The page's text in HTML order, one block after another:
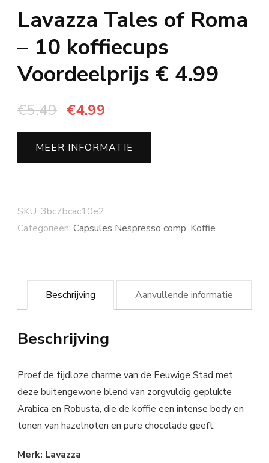
Lavazza Tales of Roma
– 10 koffiecups
Voordeelprijs € 4.99
€5.49 Oorspronkelijke
prijs
was:
€5.49.
€4.99
prijs
is:
€4.99.
MEER INFORMATIE
SKU: 3bc7bcac10e2
Categorieën: Capsules Nespresso comp, Koffie
Beschrijving Aanvullende informatie
Beschrijving
Proef de tijdloze charme van de Eeuwige Stad met
deze buitengewone blend van zorgvuldig geplukte
Arabica en Robusta, die de koffie een intense body en
tonen van hazelnoten en pure chocolade geeft.
Merk: Lavazza